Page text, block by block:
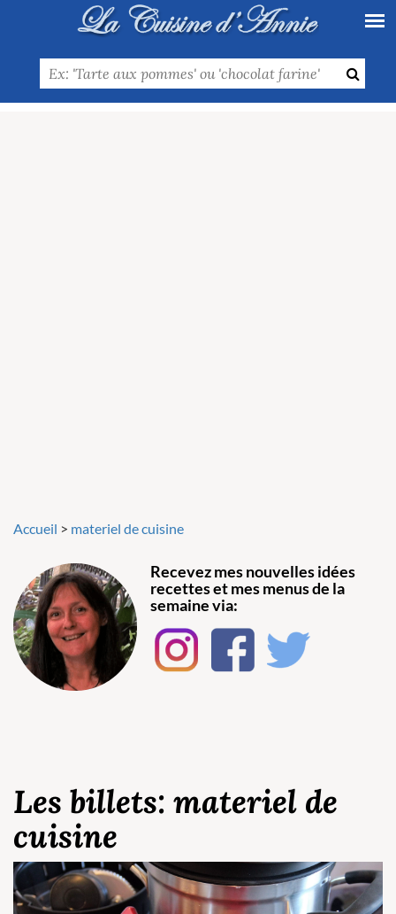
Accueil > materiel de cuisine
Recevez mes nouvelles idées
recettes et mes menus de la
semaine via:
Les billets: materiel de
cuisine